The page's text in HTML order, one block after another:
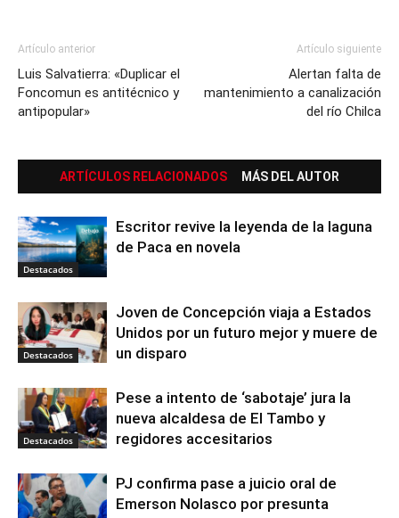
Artículo anterior
Luis Salvatierra: «Duplicar el
Foncomun es antitécnico y
antipopular»
Artículo siguiente
Alertan falta de
mantenimiento a canalización
del río Chilca
ARTÍCULOS RELACIONADOS MÁS DEL AUTOR
Destacados
Escritor revive la leyenda de la laguna
de Paca en novela
Destacados
Joven de Concepción viaja a Estados
Unidos por un futuro mejor y muere de
un disparo
Destacados
Pese a intento de ‘sabotaje’ jura la
nueva alcaldesa de El Tambo y
regidores accesitarios
PJ confirma pase a juicio oral de
Emerson Nolasco por presunta